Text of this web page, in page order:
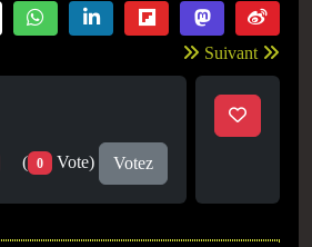
Suivant
( 0 Vote) Votez